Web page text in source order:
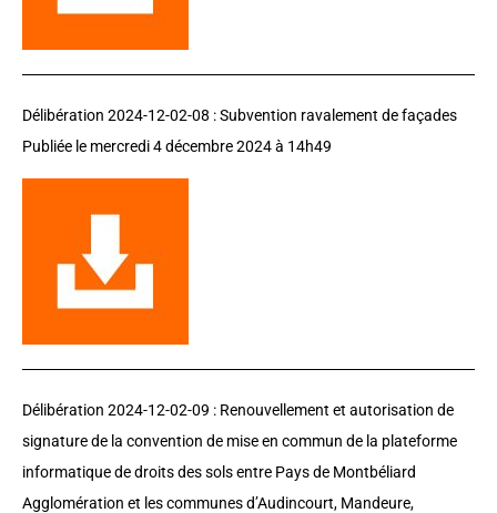
Délibération 2024-12-02-08 :Subvention ravalement de façades
Publiée le mercredi 4 décembre 2024à 14h49
Délibération 2024-12-02-09 : Renouvellement et autorisation de
signature de la convention de mise en commun de la plateforme
informatique de droits des sols entre Pays de Montbéliard
Agglomération et les communes d’Audincourt, Mandeure,